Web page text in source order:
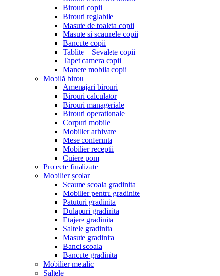
Birouri copii
Birouri reglabile
Masute de toaleta copii
Masute si scaunele copii
Bancute copii
Tablite – Sevalete copii
Tapet camera copii
Manere mobila copii
Mobilă birou
Amenajari birouri
Birouri calculator
Birouri manageriale
Birouri operationale
Corpuri mobile
Mobilier arhivare
Mese conferinta
Mobilier receptii
Cuiere pom
Proiecte finalizate
Mobilier școlar
Scaune scoala gradinita
Mobilier pentru gradinite
Patuturi gradinita
Dulapuri gradinita
Etajere gradinita
Saltele gradinita
Masute gradinita
Banci scoala
Bancute gradinita
Mobilier metalic
Saltele